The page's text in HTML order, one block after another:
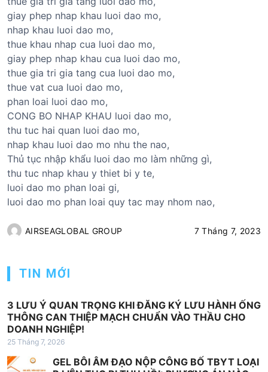
giay phep nhap khau luoi dao mo,
nhap khau luoi dao mo,
thue khau nhap cua luoi dao mo,
giay phep nhap khau cua luoi dao mo,
thue gia tri gia tang cua luoi dao mo,
thue vat cua luoi dao mo,
phan loai luoi dao mo,
CONG BO NHAP KHAU luoi dao mo,
thu tuc hai quan luoi dao mo,
nhap khau luoi dao mo nhu the nao,
Thủ tục nhập khẩu luoi dao mo làm những gì,
thu tuc nhap khau y thiet bi y te,
luoi dao mo phan loai gi,
luoi dao mo phan loai quy tac may nhom nao,
AIRSEAGLOBAL GROUP 7 Tháng 7, 2023
TIN MỚI
3 LƯU Ý QUAN TRỌNG KHI ĐĂNG KÝ LƯU HÀNH ỐNG
THÔNG CAN THIỆP MẠCH CHUẨN VÀO THẦU CHO
DOANH NGHIỆP!
25 Tháng 7, 2026
GEL BÔI ÂM ĐẠO NỘP CÔNG BỐ TBYT LOẠI